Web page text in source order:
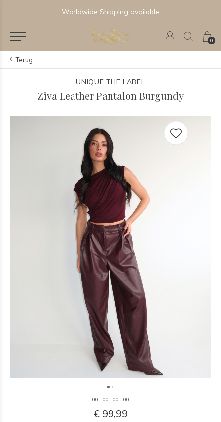
0
Newest & Trending Collections
Terug
UNIQUE THE LABEL
Ziva Leather Pantalon Burgundy
00 : 00 : 00 : 00
€ 99,99